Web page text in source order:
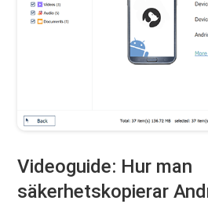
Videoguide: Hur man
säkerhetskopierar